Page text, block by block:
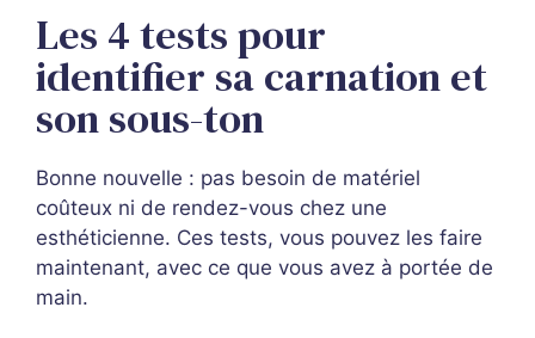
Les 4 tests pour
identifier sa carnation et
son sous-ton
Bonne nouvelle : pas besoin de matériel
coûteux ni de rendez-vous chez une
esthéticienne. Ces tests, vous pouvez les faire
maintenant, avec ce que vous avez à portée de
main.